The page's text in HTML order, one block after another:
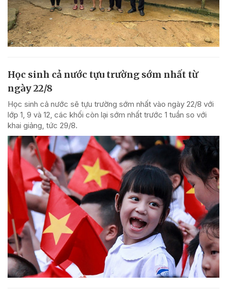
Học sinh cả nước tựu trường sớm nhất từ
ngày 22/8
Học sinh cả nước sẽ tựu trường sớm nhất vào ngày 22/8 với
lớp 1, 9 và 12, các khối còn lại sớm nhất trước 1 tuần so với
khai giảng, tức 29/8.